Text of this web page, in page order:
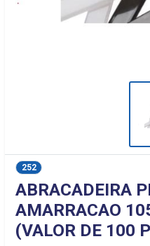
252
ABRACADEIRA
AMARRACAO
(VALOR DE 100